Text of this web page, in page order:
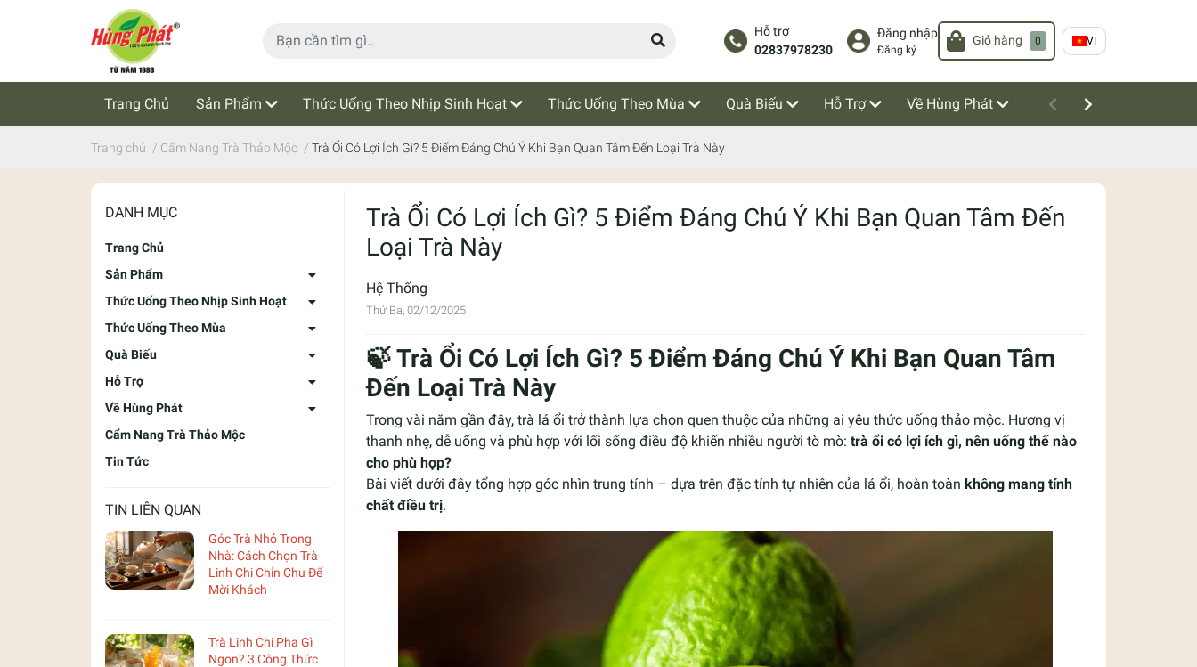
Hỗ trợ
02837978230
Đăng nhập
Đăng ký
Giỏ hàng 0 VI
Trang Chủ Sản Phẩm Thức Uống Theo Nhịp Sinh Hoạt Thức Uống Theo Mùa Quà Biếu Hỗ Trợ Về Hùng Phát
Cẩm Nang Trà Thảo Mộc Tin Tức
Trang chủ / Cẩm Nang Trà Thảo Mộc / Trà Ổi Có Lợi Ích Gì? 5 Điểm Đáng Chú Ý Khi Bạn Quan Tâm Đến Loại Trà Này
DANH MỤC
Trang Chủ
Sản Phẩm
Thức Uống Theo Nhịp Sinh Hoạt
Thức Uống Theo Mùa
Quà Biếu
Hỗ Trợ
Về Hùng Phát
Cẩm Nang Trà Thảo Mộc
Tin Tức
TIN LIÊN QUAN
Góc Trà Nhỏ Trong
Nhà: Cách Chọn Trà
Linh Chi Chỉn Chu Để
Mời Khách
Trà Linh Chi Pha Gì
Ngon? 3 Công Thức
Trà Ổi Có Lợi Ích Gì? 5 Điểm Đáng Chú Ý Khi Bạn Quan Tâm Đến
Loại Trà Này
Hệ Thống
Thứ Ba, 02/12/2025
🍃 Trà Ổi Có Lợi Ích Gì? 5 Điểm Đáng Chú Ý Khi Bạn Quan Tâm
Đến Loại Trà Này
Trong vài năm gần đây, trà lá ổi trở thành lựa chọn quen thuộc của những ai yêu thức uống thảo mộc. Hương vị
thanh nhẹ, dễ uống và phù hợp với lối sống điều độ khiến nhiều người tò mò: trà ổi có lợi ích gì, nên uống thế nào
cho phù hợp?
Bài viết dưới đây tổng hợp góc nhìn trung tính – dựa trên đặc tính tự nhiên của lá ổi, hoàn toàn không mang tính
chất điều trị.